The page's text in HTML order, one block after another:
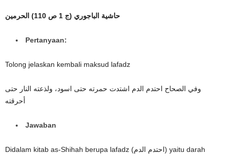
حاشية الباجوري (ج 1 ص 110) الحرمين
Pertanyaan:
Tolong jelaskan kembali maksud lafadz
وفي الصحاح احتدم الدم اشتدت حمرته حتى اسود، ولذعته النار حتى
أحرقته
Jawaban
Didalam kitab as-Shihah berupa lafadz (احتدم الدم) yaitu darah